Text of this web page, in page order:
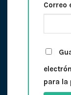
Correo
para la